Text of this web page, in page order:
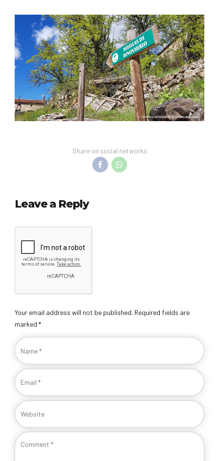
Share on social networks
Leave a Reply
Your email address will not be published. Required fields are
marked *